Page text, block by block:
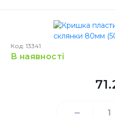
Код: 13341
в наявності